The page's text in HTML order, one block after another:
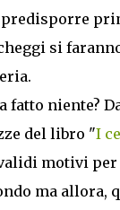
si
fatto niente?
del libro "I
motivi
ma allora,